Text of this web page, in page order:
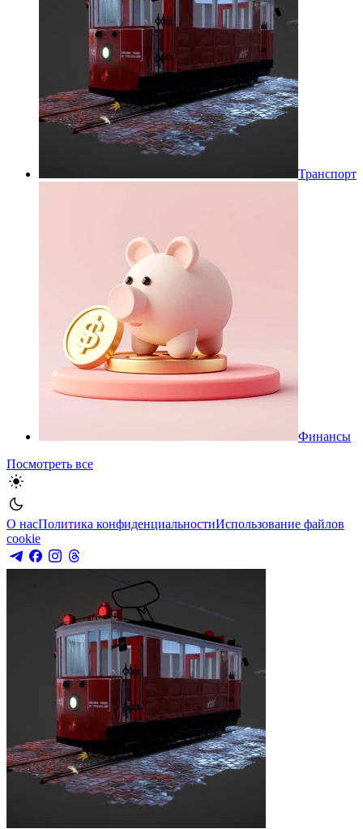
Транспорт
Финансы
Посмотреть все
О насПолитика конфиденциальностиИспользование файлов
cookie